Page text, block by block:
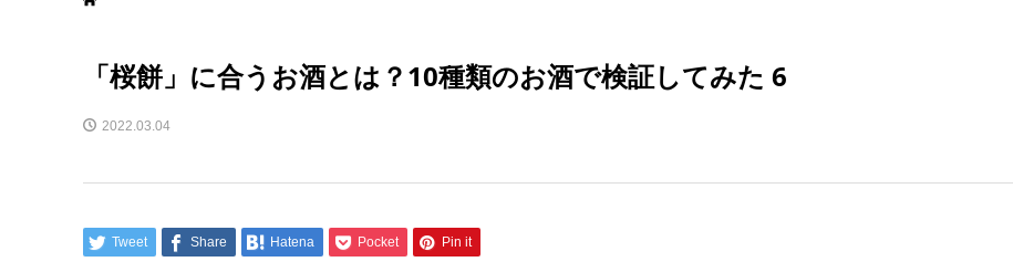
「桜餅」に合うお酒とは？10種類のお酒で検証してみた 6
2022.03.04
Tweet Share Hatena Pocket Pin it